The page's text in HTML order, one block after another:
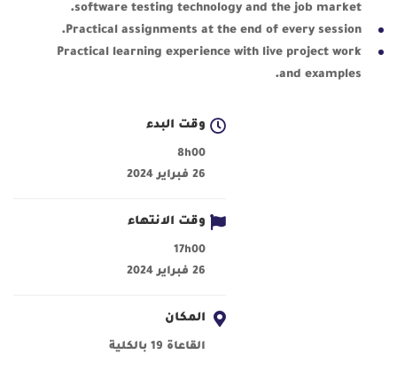
software testing technology and the job market.
Practical assignments at the end of every session.
Practical learning experience with live project work
and examples.
وقت البدء
8h00
26 فبراير 2024
وقت الانتهاء
17h00
26 فبراير 2024
المكان
القاعاة 19 بالكلية